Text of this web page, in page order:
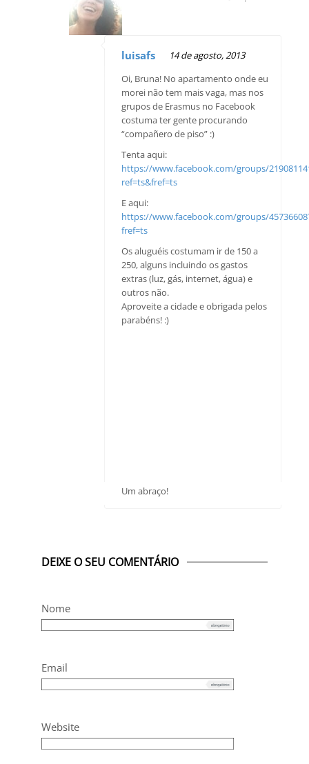
luisafs
14 de agosto, 2013
Oi, Bruna! No apartamento onde eu
morei não tem mais vaga, mas nos
grupos de Erasmus no Facebook
costuma ter gente procurando
“compañero de piso” :)
Tenta aqui:
https://www.facebook.com/groups/
ref=ts&fref=ts
E aqui:
https://www.facebook.com/groups/
fref=ts
Os aluguéis costumam ir de 150 a
250, alguns incluindo os gastos
extras (luz, gás, internet, água) e
outros não.
Aproveite a cidade e obrigada pelos
parabéns! :)
Um abraço!
DEIXE O SEU COMENTÁRIO
Nome
Email
Website